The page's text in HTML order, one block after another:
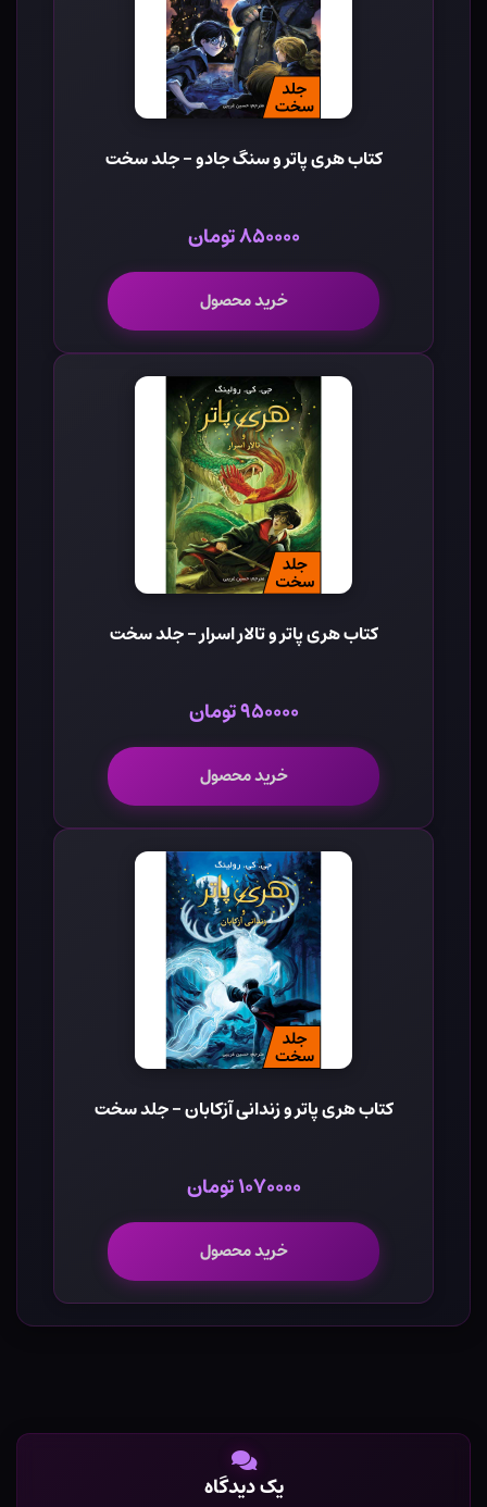
کتاب هری پاتر و سنگ جادو - جلد سخت
۸۵۰۰۰۰ تومان
خرید محصول
کتاب هری پاتر و تالار اسرار - جلد سخت
۹۵۰۰۰۰ تومان
خرید محصول
کتاب هری پاتر و زندانی آزکابان - جلد سخت
۱۰۷۰۰۰۰ تومان
خرید محصول
یک دیدگاه